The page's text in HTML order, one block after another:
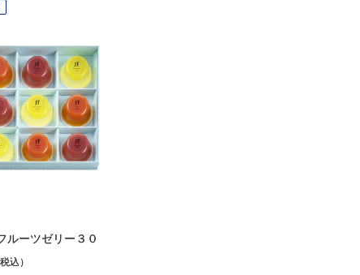
ルーツゼリー３０
込）